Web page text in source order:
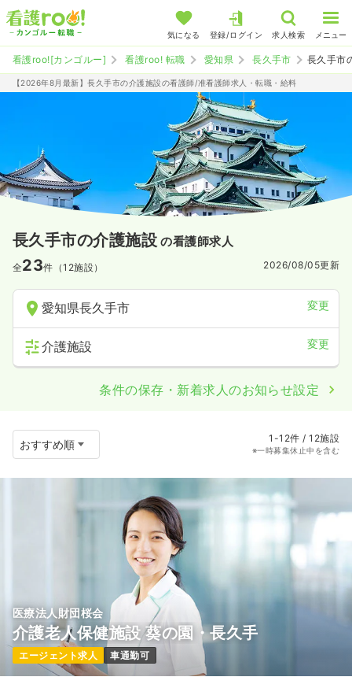
気になる 登録/ログイン 求人検索 メニュー
看護roo![カンゴルー] 看護roo! 転職 愛知県 長久手市 長久手市
【2026年8月最新】長久手市の介護施設の看護師/准看護師求人・転職・給料
長久手市の介護施設 の看護師求人
全23件（12施設） 2026/08/05更新
愛知県長久手市 変更
介護施設 変更
条件の保存・新着求人のお知らせ設定
1-12件 / 12施設
※一時募集休止中を含む
医療法人財団桜会
介護老人保健施設 葵の園・長久手
エージェント求人 車通勤可